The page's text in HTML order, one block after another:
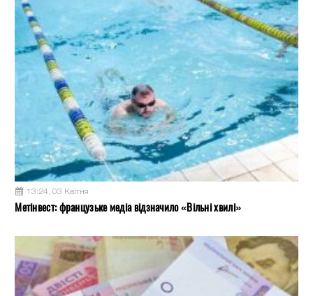
13:24, 03 Квітня
Метінвест: французьке медіа відзначило «Вільні хвилі»